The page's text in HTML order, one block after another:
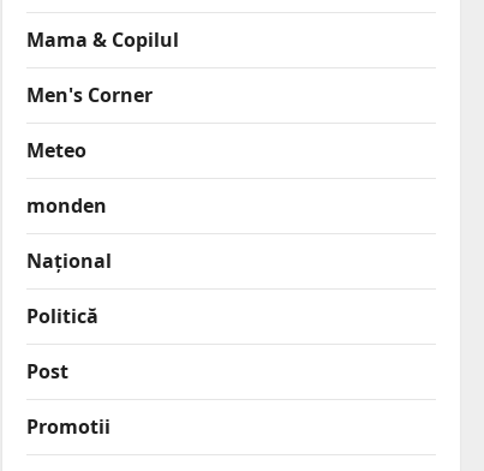
Mama & Copilul
Men's Corner
Meteo
monden
Național
Politică
Post
Promotii